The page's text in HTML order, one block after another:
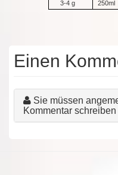
3-4 g
250ml
Einen
Sie müssen
Kommentar